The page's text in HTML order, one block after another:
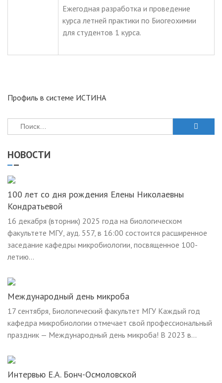
Ежегодная разработка и проведение
курса летней практики по Биогеохимии
для студентов 1 курса.
Профиль в системе ИСТИНА
Найти:
НОВОСТИ
100 лет со дня рождения Елены Николаевны
Кондратьевой
16 декабря (вторник) 2025 года на биологическом
факультете МГУ, ауд. 557, в 16:00 состоится расширенное
заседание кафедры микробиологии, посвященное 100-
летию...
Международный день микроба
17 сентября, Биологический факультет МГУ Каждый год
кафедра микробиологии отмечает свой профессиональный
праздник — Международный день микроба! В 2023 в...
Интервью Е.А. Бонч-Осмоловской